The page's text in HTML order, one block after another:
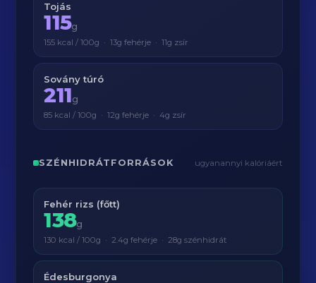
Tojás
115g
155 kcal / 100g · 13g fehérje · 11g zsír
Sovány túró
211g
85 kcal / 100g · 12g fehérje · 4g zsír
SZÉNHIDRÁTFORRÁSOK ugyanannyi kalóriáért
Fehér rizs (főtt)
138g
130 kcal / 100g · 2.4g fehérje · 28g szénhidrát
Édesburgonya